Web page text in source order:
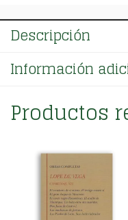
Descripción
Información
Productos